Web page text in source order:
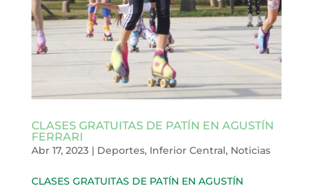
CLASES GRATUITAS DE PATÍN EN AGUSTÍN
FERRARI
Abr 17, 2023| Deportes, Inferior Central, Noticias
CLASES GRATUITAS DE PATÍN EN AGUSTÍN